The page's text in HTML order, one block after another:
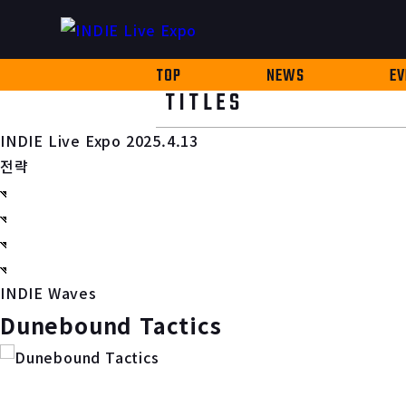
TOP NEWS
TITLES
INDIE Live Expo 2025.4.13
전략
INDIE Waves
Dunebound Tactics